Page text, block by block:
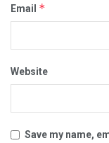
Email *
Website
Save my name,